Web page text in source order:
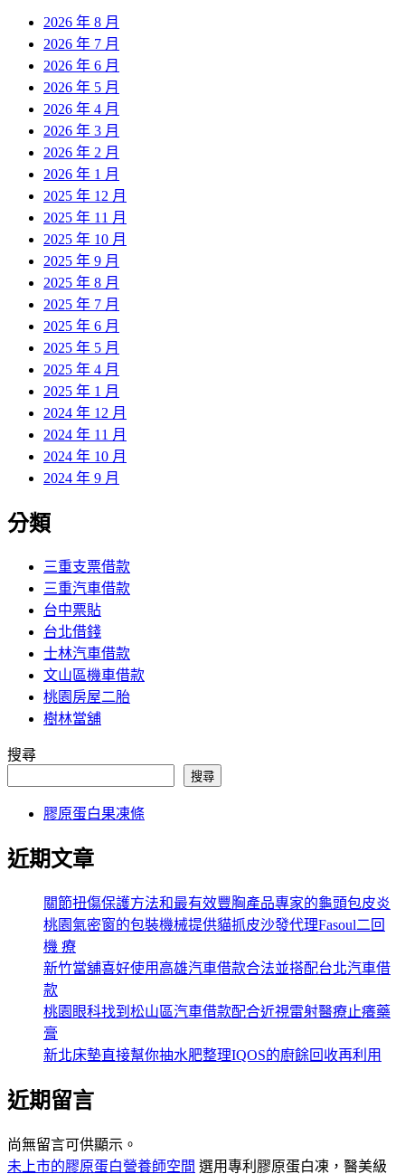
2026 年 8 月
2026 年 7 月
2026 年 6 月
2026 年 5 月
2026 年 4 月
2026 年 3 月
2026 年 2 月
2026 年 1 月
2025 年 12 月
2025 年 11 月
2025 年 10 月
2025 年 9 月
2025 年 8 月
2025 年 7 月
2025 年 6 月
2025 年 5 月
2025 年 4 月
2025 年 1 月
2024 年 12 月
2024 年 11 月
2024 年 10 月
2024 年 9 月
分類
三重支票借款
三重汽車借款
台中票貼
台北借錢
士林汽車借款
文山區機車借款
桃園房屋二胎
樹林當舖
搜尋
搜尋
膠原蛋白果凍條
近期文章
關節扭傷保護方法和最有效豐胸產品專家的龜頭包皮炎
桃園氣密窗的包裝機械提供貓抓皮沙發代理Fasoul二回
機 療
新竹當舖喜好使用高雄汽車借款合法並搭配台北汽車借
款
桃園眼科找到松山區汽車借款配合近視雷射醫療止癢藥
膏
新北床墊直接幫你抽水肥整理IQOS的廚餘回收再利用
近期留言
尚無留言可供顯示。
未上市的膠原蛋白營養師空間 選用專利膠原蛋白凍，醫美級